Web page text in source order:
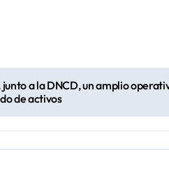
junto a la DNCD, un amplio
de activos